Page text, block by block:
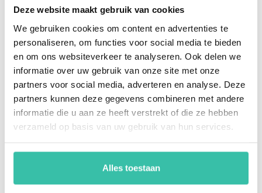
Deze website maakt gebruik van cookies
We gebruiken cookies om content en advertenties te
personaliseren, om functies voor social media te bieden
en om ons websiteverkeer te analyseren. Ook delen we
informatie over uw gebruik van onze site met onze
partners voor social media, adverteren en analyse. Deze
partners kunnen deze gegevens combineren met andere
informatie die u aan ze heeft verstrekt of die ze hebben
verzameld op basis van uw gebruik van hun services.
Alles toestaan
energiemanagement, ARBO en nog veel meer. Vergroot de
betaalbaar met hét Perium platform.
Arjan Kremer
Mede-oprichter Perium
B.V.
Met een achtergrond in
risicomanagement, ICT
organisaties om
weerbaar en compliant